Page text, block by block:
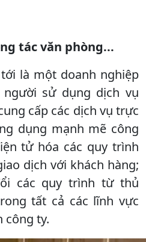
tác văn phòng...
là một doanh nghiệp
người sử dụng dịch vụ
cấp các dịch vụ trực
dụng mạnh mẽ công
tử hóa các quy trình
dịch với khách hàng;
các quy trình từ thủ
tất cả các lĩnh vực
công ty.